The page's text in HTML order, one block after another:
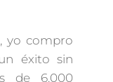
yo compro
éxito sin
de 6.000